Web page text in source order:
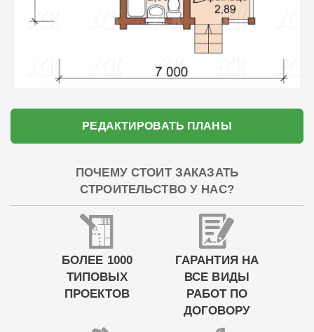
РЕДАКТИРОВАТЬ ПЛАНЫ
ПОЧЕМУ СТОИТ ЗАКАЗАТЬ
СТРОИТЕЛЬСТВО У НАС?
БОЛЕЕ 1000
ТИПОВЫХ
ПРОЕКТОВ
ГАРАНТИЯ НА
ВСЕ ВИДЫ
РАБОТ ПО
ДОГОВОРУ